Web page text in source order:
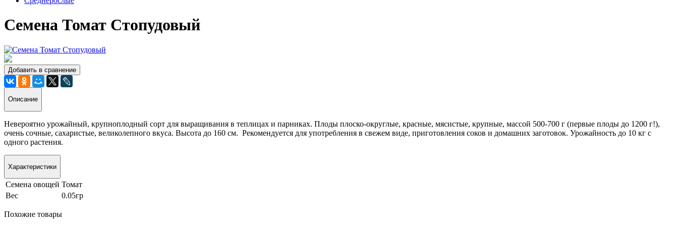
Семена Томат Стопудовый
Добавить в сравнение
Описание
Невероятно урожайный, крупноплодный сорт для выращивания в теплицах и парниках. Плоды плоско-округлые, красные, мясистые, крупные, массой 500-700 г (первые плоды до 1200 г!),
очень сочные, сахаристые, великолепного вкуса. Высота до 160 см. Рекомендуется для употребления в свежем виде, приготовления соков и домашних заготовок. Урожайность до 10 кг с
одного растения.
Характеристики
Семена овощей Томат
Вес
0.05гр
Похожие товары